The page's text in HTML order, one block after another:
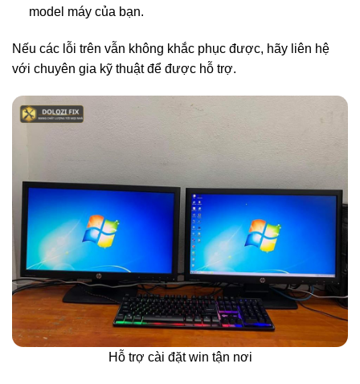
model máy của bạn.
Nếu các lỗi trên vẫn không khắc phục được, hãy liên hệ
với chuyên gia kỹ thuật để được hỗ trợ.
Hỗ trợ cài đặt win tận nơi